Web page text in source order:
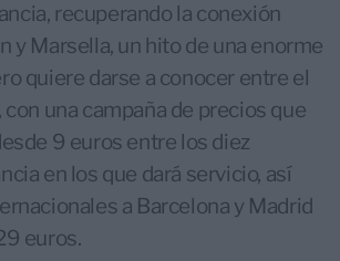
recuperando la conexión
y Marsella, un hito de una enorme
quiere darse a conocer entre el
una campaña de precios que
9 euros entre los diez
en los que dará servicio, así
a Barcelona y Madrid
euros.